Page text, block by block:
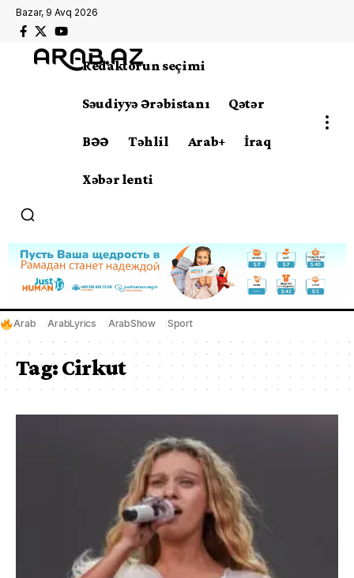
Bazar, 9 Avq 2026
Redaktorun seçimi
Səudiyyə Ərəbistanı Qətər
BƏƏ Təhlil Arab+ İraq
Xəbər lenti
Arab ArabLyrics ArabShow Sport
Tag:Cirkut